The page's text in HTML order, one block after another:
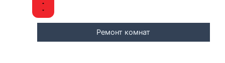
Ремонт комнат